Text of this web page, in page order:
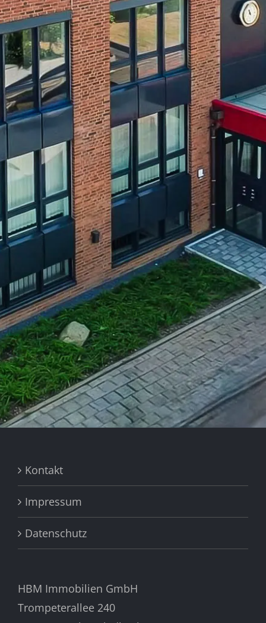
Kontakt
Impressum
Datenschutz
HBM Immobilien GmbH
Trompeterallee 240